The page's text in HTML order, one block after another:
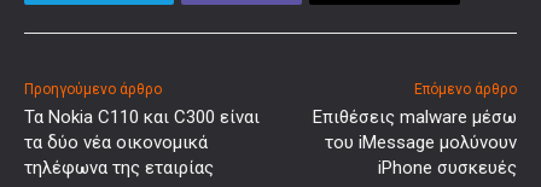
Προηγούμενο άρθρο
Τα Nokia C110 και C300 είναι
τα δύο νέα οικονομικά
τηλέφωνα της εταιρίας
Επόμενο άρθρο
Επιθέσεις malware μέσω
του iMessage μολύνουν
iPhone συσκευές